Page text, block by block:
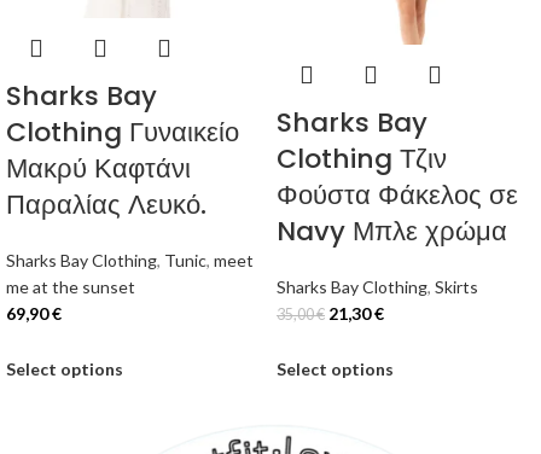
Sharks Bay
Clothing Γυναικείο
Μακρύ Καφτάνι
Παραλίας Λευκό.
Sharks Bay Clothing, Tunic, meet
me at the sunset
69,90€
Select options
Sharks Bay
Clothing Τζιν
Φούστα Φάκελος σε
Navy Μπλε χρώμα
Sharks Bay Clothing, Skirts
35,00€ 21,30€
Select options